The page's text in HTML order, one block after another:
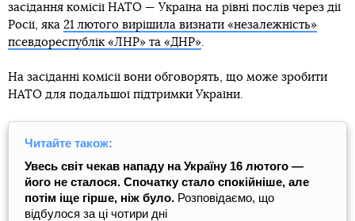
засідання комісії НАТО — Україна на рівні послів через дії
Росії, яка 21 лютого вирішила визнати «незалежність»
псевдореспублік «ЛНР» та «ДНР».
На засіданні комісії вони обговорять, що може зробити
НАТО для подальшої підтримки України.
Читайте також:
Увесь світ чекав нападу на Україну 16 лютого —
його не сталося. Спочатку стало спокійніше, але
потім іще гірше, ніж було. Розповідаємо, що
відбулося за ці чотири дні